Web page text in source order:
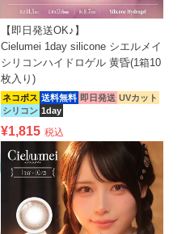
【即日発送OK♪】
Cielumei 1day silicone シエルメイ
シリコンハイドロゲル 黄昏(1箱10
枚入り)
ネコポス 送料無料 即日発送 UVカット
シリコン 1day
¥1,815 税込